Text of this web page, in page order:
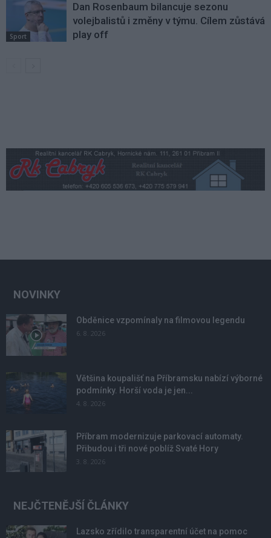
Sport
Dan Rosenbaum bilancuje sezonu
volejbalistů i změny v týmu. Cílem zůstává
play off
NOVINKY
Obděnice vzpomínaly na filmovou legendu
6. 8. 2026
Většina koupališť na Příbramsku nabízí výborné
podmínky. Horší voda je jen...
4. 8. 2026
Příbram modernizuje parkovací automaty.
Přibudou i tři nové poblíž Svaté Hory
3. 8. 2026
NEJČTENĚJŠÍ ČLÁNKY
Lazsko zřídilo transparentní účet na pomoc